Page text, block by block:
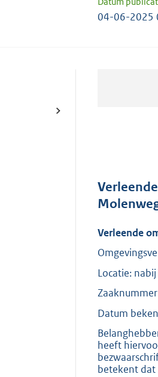
04-06-2025
Verleende
Locatie:
Datum
heeft
betekent